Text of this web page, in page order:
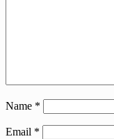
Name *
Email *